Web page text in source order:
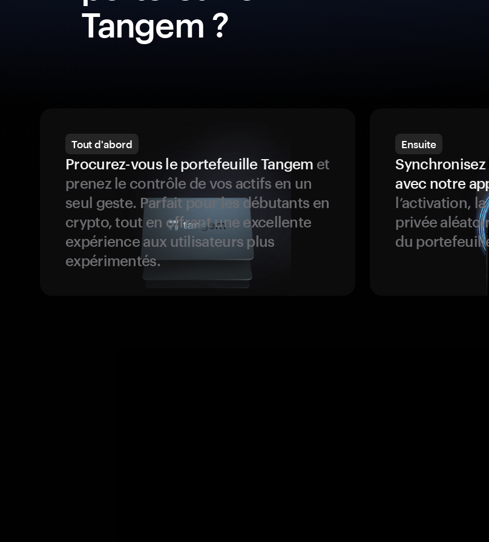
Tangem ?
Tout d'abord
Procurez-vous le portefeuille Tangem et
prenez le contrôle de vos actifs en un
seul geste. Parfait pour les débutants en
crypto, tout en offrant une excellente
expérience aux utilisateurs plus
expérimentés.
Ensuite
avec notre
l’activation,
privée
du